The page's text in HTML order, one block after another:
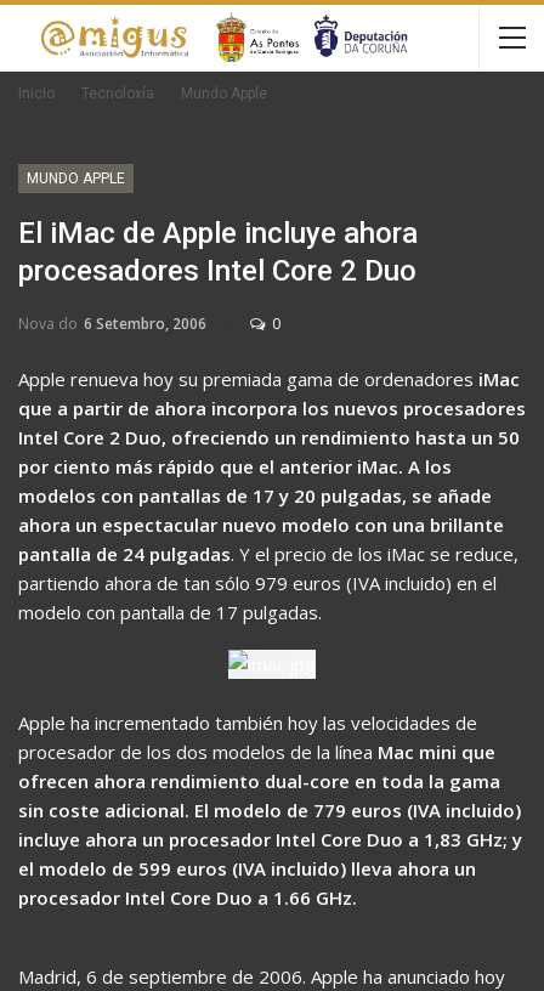
Inicio Tecnoloxía Mundo Apple
MUNDO APPLE
El iMac de Apple incluye ahora
procesadores Intel Core 2 Duo
Nova do 6 Setembro, 2006 0
Apple renueva hoy su premiada gama de ordenadores iMac
que a partir de ahora incorpora los nuevos procesadores
Intel Core 2 Duo, ofreciendo un rendimiento hasta un 50
por ciento más rápido que el anterior iMac. A los
modelos con pantallas de 17 y 20 pulgadas, se añade
ahora un espectacular nuevo modelo con una brillante
pantalla de 24 pulgadas. Y el precio de los iMac se reduce,
partiendo ahora de tan sólo 979 euros (IVA incluido) en el
modelo con pantalla de 17 pulgadas.
Apple ha incrementado también hoy las velocidades de
procesador de los dos modelos de la línea Mac mini que
ofrecen ahora rendimiento dual-core en toda la gama
sin coste adicional. El modelo de 779 euros (IVA incluido)
incluye ahora un procesador Intel Core Duo a 1,83 GHz; y
el modelo de 599 euros (IVA incluido) lleva ahora un
procesador Intel Core Duo a 1.66 GHz.
Madrid, 6 de septiembre de 2006. Apple ha anunciado hoy